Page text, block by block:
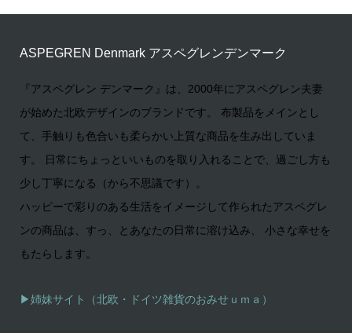
ASPEGREN Denmark アスペグレンデンマーク
『アスペグレン デンマーク』は、2000年にアスペグレン夫妻
が始めた北欧デザインのブランドです。 布製品をメインとし
て、手触りも色合いも柔らかい上質な商品を生み出していま
す。 日常にちょっといいものを取り入れることで、過ごし方も
少し丁寧になる（から不思議です）。
ハッピーで彩りのある生活をイメージして作られたアスペグレ
ンの商品は、すっ、とあなたの日常に溶け込み、 小さな幸せを
もたらします。
▶姉妹サイト（北欧・ドイツ雑貨のおみせｕｍａ）